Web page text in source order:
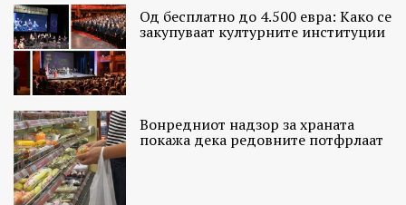
Од бесплатно до 4.500 евра: Како се
закупуваат културните институции
Вонредниот надзор за храната
покажа дека редовните потфрлаат